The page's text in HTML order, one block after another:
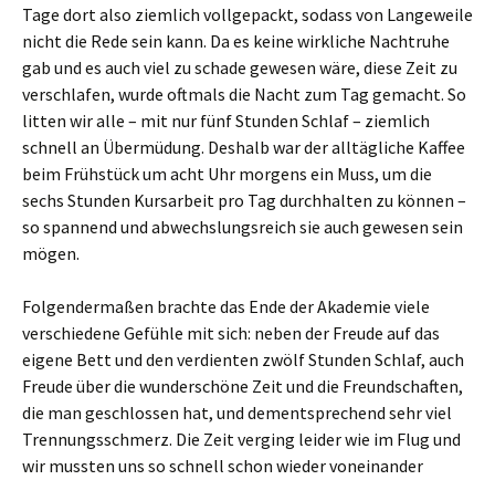
Tage dort also ziemlich vollgepackt, sodass von Langeweile
nicht die Rede sein kann. Da es keine wirkliche Nachtruhe
gab und es auch viel zu schade gewesen wäre, diese Zeit zu
verschlafen, wurde oftmals die Nacht zum Tag gemacht. So
litten wir alle – mit nur fünf Stunden Schlaf – ziemlich
schnell an Übermüdung. Deshalb war der alltägliche Kaffee
beim Frühstück um acht Uhr morgens ein Muss, um die
sechs Stunden Kursarbeit pro Tag durchhalten zu können –
so spannend und abwechslungsreich sie auch gewesen sein
mögen.
Folgendermaßen brachte das Ende der Akademie viele
verschiedene Gefühle mit sich: neben der Freude auf das
eigene Bett und den verdienten zwölf Stunden Schlaf, auch
Freude über die wunderschöne Zeit und die Freundschaften,
die man geschlossen hat, und dementsprechend sehr viel
Trennungsschmerz. Die Zeit verging leider wie im Flug und
wir mussten uns so schnell schon wieder voneinander